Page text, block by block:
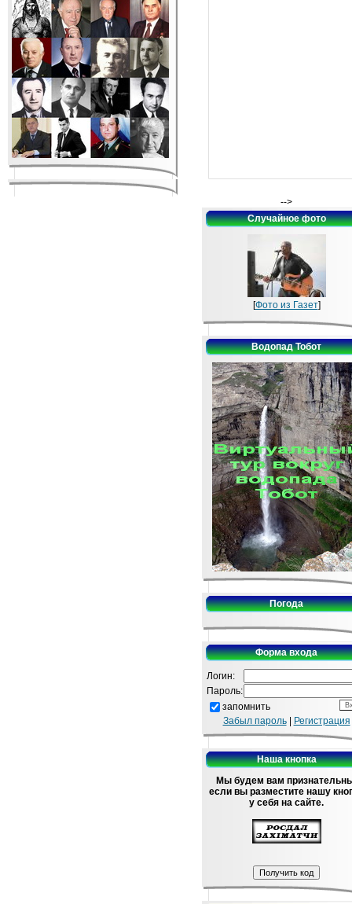
-->
Случайное фото
[Фото из Газет]
Водопад Тобот
Погода
Форма входа
Логин:
Пароль:
запомнить
Забыл пароль| Регистрация
Наша кнопка
Мы будем вам
если вы разместите нашу
у себя на сайте.